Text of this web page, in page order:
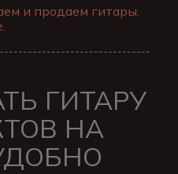
и продаем гитары.
ГИТАРУ
НА